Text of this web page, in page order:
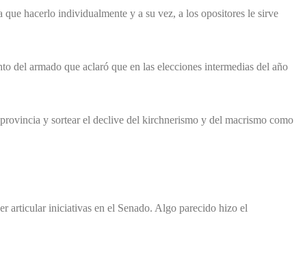
hacerlo individualmente y a su vez, a los opositores le sirve
del armado que aclaró que en las elecciones intermedias del año
y sortear el declive del kirchnerismo y del macrismo como
articular iniciativas en el Senado. Algo parecido hizo el